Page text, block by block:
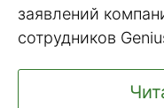
заявлений
сотрудников